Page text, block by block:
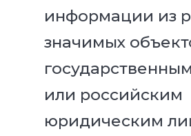
информации из
значимых
или российским
юридическим